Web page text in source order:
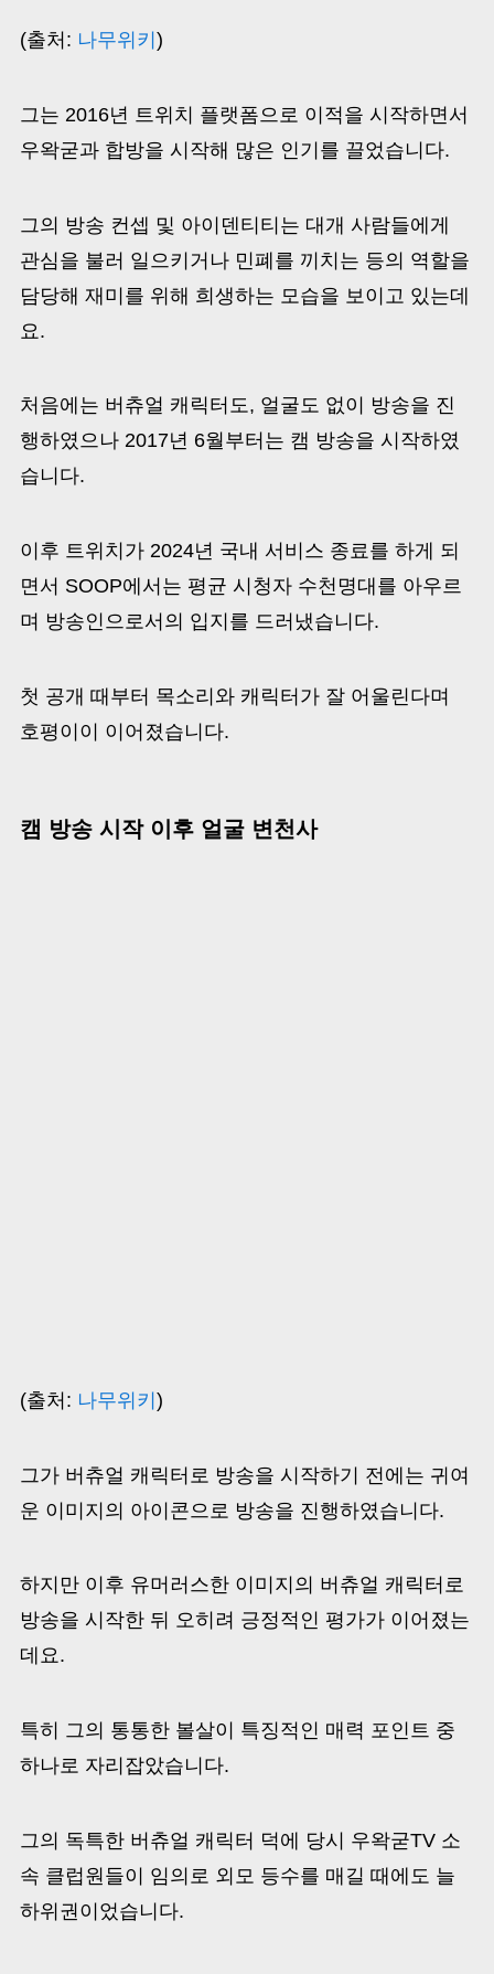
(출처: 나무위키)
그는 2016년 트위치 플랫폼으로 이적을 시작하면서
우왁굳과 합방을 시작해 많은 인기를 끌었습니다.
그의 방송 컨셉 및 아이덴티티는 대개 사람들에게
관심을 불러 일으키거나 민폐를 끼치는 등의 역할을
담당해 재미를 위해 희생하는 모습을 보이고 있는데
요.
처음에는 버츄얼 캐릭터도, 얼굴도 없이 방송을 진
행하였으나 2017년 6월부터는 캠 방송을 시작하였
습니다.
이후 트위치가 2024년 국내 서비스 종료를 하게 되
면서 SOOP에서는 평균 시청자 수천명대를 아우르
며 방송인으로서의 입지를 드러냈습니다.
첫 공개 때부터 목소리와 캐릭터가 잘 어울린다며
호평이이 이어졌습니다.
캠 방송 시작 이후 얼굴 변천사
(출처: 나무위키)
그가 버츄얼 캐릭터로 방송을 시작하기 전에는 귀여
운 이미지의 아이콘으로 방송을 진행하였습니다.
하지만 이후 유머러스한 이미지의 버츄얼 캐릭터로
방송을 시작한 뒤 오히려 긍정적인 평가가 이어졌는
데요.
특히 그의 통통한 볼살이 특징적인 매력 포인트 중
하나로 자리잡았습니다.
그의 독특한 버츄얼 캐릭터 덕에 당시 우왁굳TV 소
속 클럽원들이 임의로 외모 등수를 매길 때에도 늘
하위권이었습니다.